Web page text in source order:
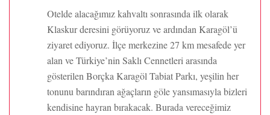
Otelde alacağımız kahvaltı sonrasında ilk olarak
Klaskur deresini görüyoruz ve ardından Karagöl’ü
ziyaret ediyoruz. İlçe merkezine 27 km mesafede yer
alan ve Türkiye’nin Saklı Cennetleri arasında
gösterilen Borçka Karagöl Tabiat Parkı, yeşilin her
tonunu barındıran ağaçların göle yansımasıyla bizleri
kendisine hayran bırakacak. Burada vereceğimiz